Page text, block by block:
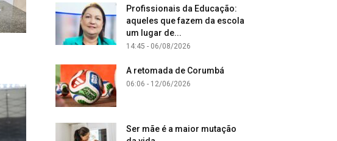
Profissionais da Educação:
aqueles que fazem da escola
um lugar de...
14:45 - 06/08/2026
A retomada de Corumbá
06:06 - 12/06/2026
Ser mãe é a maior mutação